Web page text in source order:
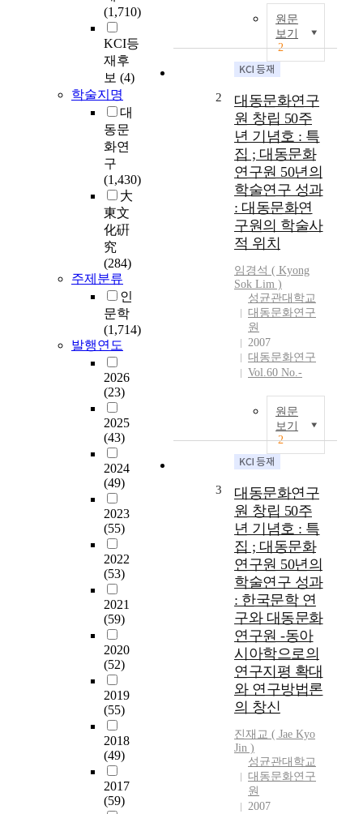
(1,710)
KCI등
재후
보 (4)
학술지명
대
동문
화연
구
(1,430)
大
東文
化硏
究
(284)
주제분류
인
문학
(1,714)
발행연도
2026
(23)
2025
(43)
2024
(49)
2023
(55)
2022
(53)
2021
(59)
2020
(52)
2019
(55)
2018
(49)
2017
(59)
원문
보기
2
2
대동문화연구
원 창립 50주
년 기념호 : 특
집 ; 대동문화
연구원 50년의
학술연구 성과
: 대동문화연
구원의 학술사
적 위치
임경석 ( Kyong
Sok Lim )
성균관대학교
대동문화연구
원
2007
대동문화연구
Vol.60 No.-
원문
보기
2
3
대동문화연구
원 창립 50주
년 기념호 : 특
집 ; 대동문화
연구원 50년의
학술연구 성과
: 한국문학 연
구와 대동문화
연구원 -동아
시아학으로의
연구지평 확대
와 연구방법론
의 창신
진재교 ( Jae Kyo
Jin )
성균관대학교
대동문화연구
원
2007